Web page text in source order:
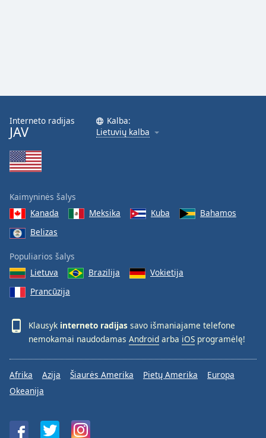
Interneto radijas
JAV
Kalba:
Lietuvių kalba
Kaimyninės šalys
Kanada
Meksika Kuba
Bahamos
Belizas
Populiarios šalys
Lietuva
Brazilija
Vokietija
Prancūzija
Klausyk interneto radijas savo išmaniajame telefone
nemokamai naudodamas Android arba iOS programėlę!
Afrika Azija Šiaurės Amerika Pietų Amerika
Europa
Okeanija